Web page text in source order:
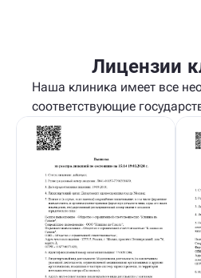
Лицензии
Наша клиника имеет все
соответствующие